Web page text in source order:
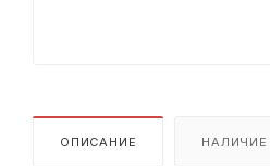
ОПИСАНИЕ НАЛИЧИЕ